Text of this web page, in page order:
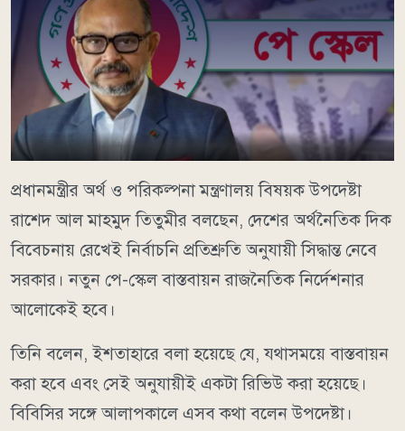
প্রধানমন্ত্রীর অর্থ ও পরিকল্পনা মন্ত্রণালয় বিষয়ক উপদেষ্টা
রাশেদ আল মাহমুদ তিতুমীর বলছেন, দেশের অর্থনৈতিক দিক
বিবেচনায় রেখেই নির্বাচনি প্রতিশ্রুতি অনুযায়ী সিদ্ধান্ত নেবে
সরকার। নতুন পে-স্কেল বাস্তবায়ন রাজনৈতিক নির্দেশনার
আলোকেই হবে।
তিনি বলেন, ‌ইশতাহারে বলা হয়েছে যে, যথাসময়ে বাস্তবায়ন
করা হবে এবং সেই অনুযায়ীই একটা রিভিউ করা হয়েছে।
বিবিসির সঙ্গে আলাপকালে এসব কথা বলেন উপদেষ্টা।